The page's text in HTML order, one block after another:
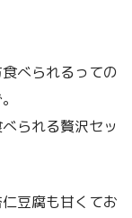
べられるっての
られる贅沢セッ
豆腐も甘くてお